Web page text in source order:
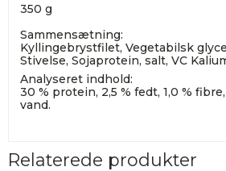
350 g
Sammensætning:
Kyllingebrystfilet, Vegetabilsk
Stivelse, Sojaprotein, salt, VC
Analyseret indhold:
30 % protein, 2,5 % fedt, 1,0 %
vand.
Relaterede produkter